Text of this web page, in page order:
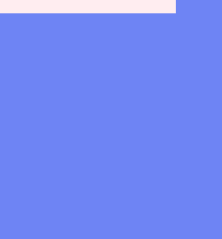
ने कहा कि बचपन से ही